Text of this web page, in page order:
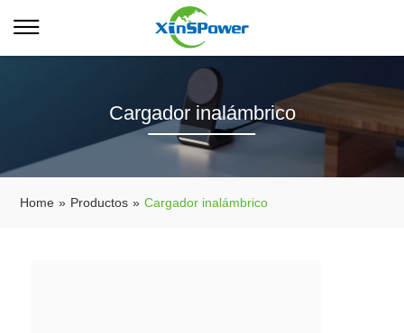
Cargador inalámbrico
Home » Productos » Cargador inalámbrico